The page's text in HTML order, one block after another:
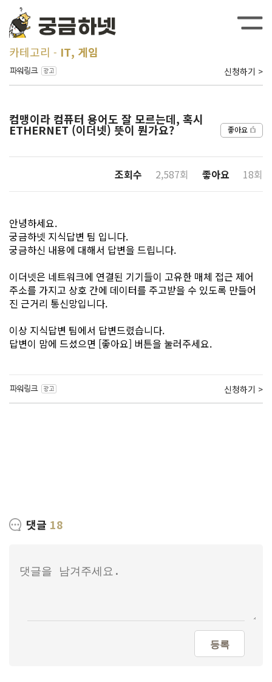
카테고리 IT, 게임
신청하기 >
컴맹이라 컴퓨터 용어도 잘 모르는데, 혹시
ETHERNET (이더넷) 뜻이 뭔가요? 좋아요
조회수 2,587회 좋아요 18회
안녕하세요.
궁금하넷 지식답변 팀 입니다.
궁금하신 내용에 대해서 답변을 드립니다.
이더넷은 네트워크에 연결된 기기들이 고유한 매체 접근 제어
주소를 가지고 상호 간에 데이터를 주고받을 수 있도록 만들어
진 근거리 통신망입니다.
이상 지식답변 팀에서 답변드렸습니다.
답변이 맘에 드셨으면 [좋아요] 버튼을 눌러주세요.
신청하기 >
댓글 18
등록